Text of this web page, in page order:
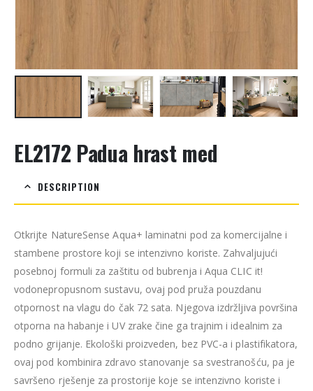
EL2172 Padua hrast med
DESCRIPTION
Otkrijte NatureSense Aqua+ laminatni pod za komercijalne i
stambene prostore koji se intenzivno koriste. Zahvaljujući
posebnoj formuli za zaštitu od bubrenja i Aqua CLIC it!
vodonepropusnom sustavu, ovaj pod pruža pouzdanu
otpornost na vlagu do čak 72 sata. Njegova izdržljiva površina
otporna na habanje i UV zrake čine ga trajnim i idealnim za
podno grijanje. Ekološki proizveden, bez PVC-a i plastifikatora,
ovaj pod kombinira zdravo stanovanje sa svestranošću, pa je
savršeno rješenje za prostorije koje se intenzivno koriste i